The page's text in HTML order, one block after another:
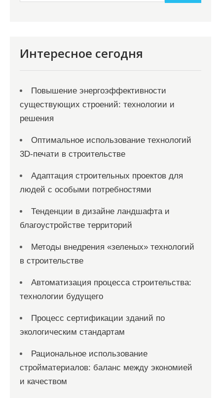
Интересное сегодня
Повышение энергоэффективности
существующих строений: технологии и
решения
Оптимальное использование технологий
3D-печати в строительстве
Адаптация строительных проектов для
людей с особыми потребностями
Тенденции в дизайне ландшафта и
благоустройстве территорий
Методы внедрения «зеленых» технологий
в строительстве
Автоматизация процесса строительства:
технологии будущего
Процесс сертификации зданий по
экологическим стандартам
Рациональное использование
стройматериалов: баланс между экономией
и качеством